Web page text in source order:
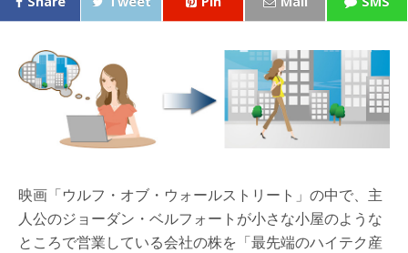
映画「ウルフ・オブ・ウォールストリート」の中で、主
人公のジョーダン・ベルフォートが小さな小屋のような
ところで営業している会社の株を「最先端のハイテク産